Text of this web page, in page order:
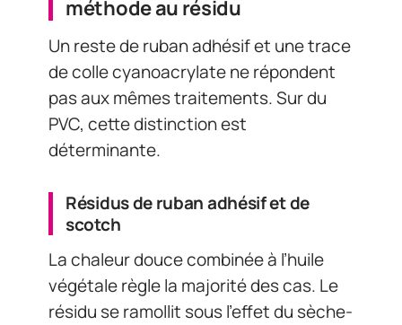
méthode au résidu
Un reste de ruban adhésif et une trace
de colle cyanoacrylate ne répondent
pas aux mêmes traitements. Sur du
PVC, cette distinction est
déterminante.
Résidus de ruban adhésif et de
scotch
La chaleur douce combinée à l’huile
végétale règle la majorité des cas. Le
résidu se ramollit sous l’effet du sèche-